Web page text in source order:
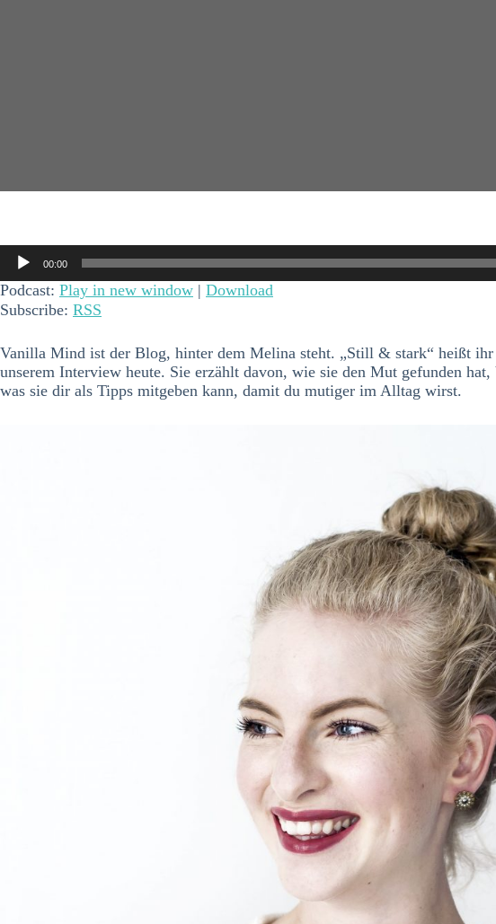
Audio-
Player
00:00
Podcast: Play in new window | Download
Subscribe: RSS
Vanilla Mind ist der Blog, hinter dem Melina steht. „Still & stark“ heißt ihr
unserem Interview heute. Sie erzählt davon, wie sie den Mut gefunden
was sie dir als Tipps mitgeben kann, damit du mutiger im Alltag wirst.